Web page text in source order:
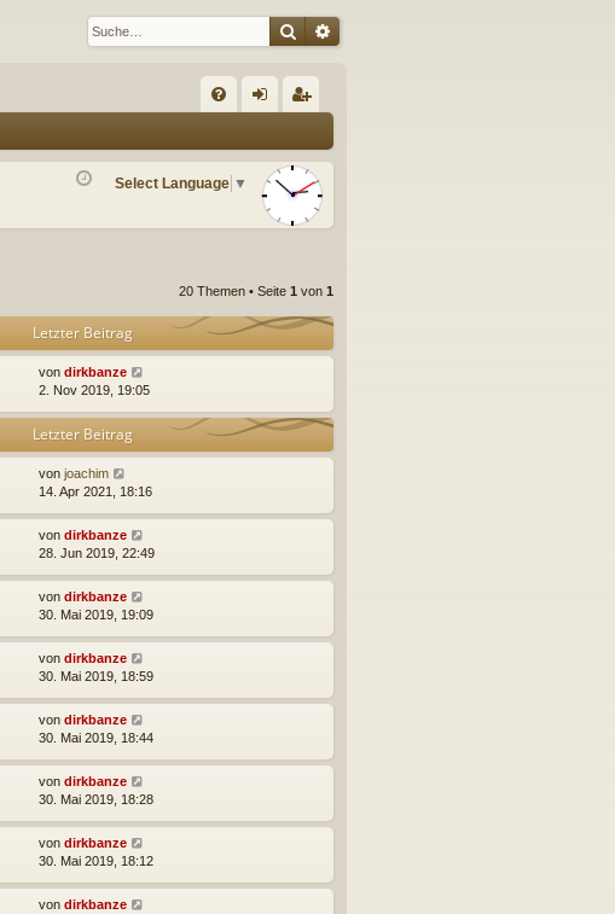
SucheErweiterte Suche
Q m
el
ist
rie
Select Language ▼
20 Themen • Seite 1 von 1
Letzter Beitrag
von dirkbanze
2. Nov 2019, 19:05
Letzter Beitrag
von joachim
14. Apr 2021, 18:16
von dirkbanze
28. Jun 2019, 22:49
von dirkbanze
30. Mai 2019, 19:09
von dirkbanze
30. Mai 2019, 18:59
von dirkbanze
30. Mai 2019, 18:44
von dirkbanze
30. Mai 2019, 18:28
von dirkbanze
30. Mai 2019, 18:12
von dirkbanze